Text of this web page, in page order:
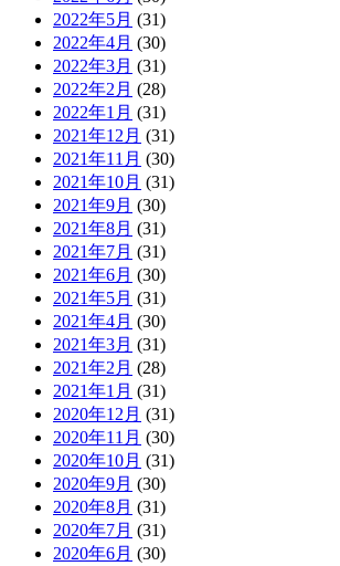
2022年5月 (31)
2022年4月 (30)
2022年3月 (31)
2022年2月 (28)
2022年1月 (31)
2021年12月 (31)
2021年11月 (30)
2021年10月 (31)
2021年9月 (30)
2021年8月 (31)
2021年7月 (31)
2021年6月 (30)
2021年5月 (31)
2021年4月 (30)
2021年3月 (31)
2021年2月 (28)
2021年1月 (31)
2020年12月 (31)
2020年11月 (30)
2020年10月 (31)
2020年9月 (30)
2020年8月 (31)
2020年7月 (31)
2020年6月 (30)